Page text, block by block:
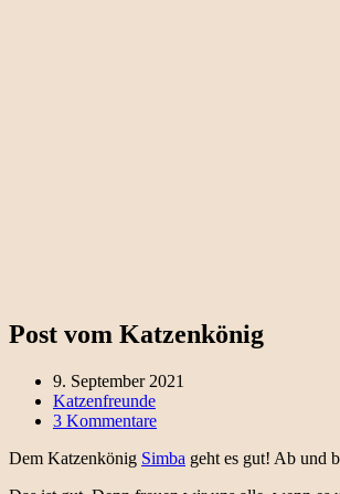
Post vom Katzenkönig
9. September 2021
Katzenfreunde
3 Kommentare
Dem Katzenkönig Simba geht es gut! Ab und